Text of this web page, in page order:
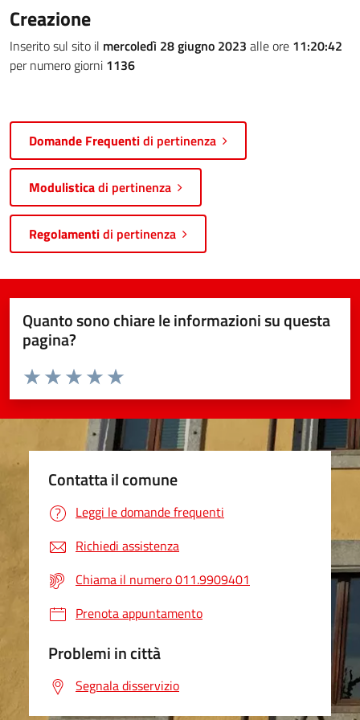
Creazione
Inserito sul sito il mercoledì 28 giugno 2023 alle ore 11:20:42
per numero giorni 1136
Domande Frequentidi pertinenza
Modulisticadi pertinenza
Regolamentidi pertinenza
Quanto sono chiare le informazioni su questa
pagina?
Valuta da 1 a 5 stelle la pagina
Valuta 5 stelle su 5
Valuta 4 stelle su 5
Valuta 3 stelle su 5
Valuta 2 stelle su 5
Valuta 1 stelle su 5
Contatta il comune
Leggi le domande frequenti
Richiedi assistenza
Chiama il numero 011.9909401
Prenota appuntamento
Problemi in città
Segnala disservizio